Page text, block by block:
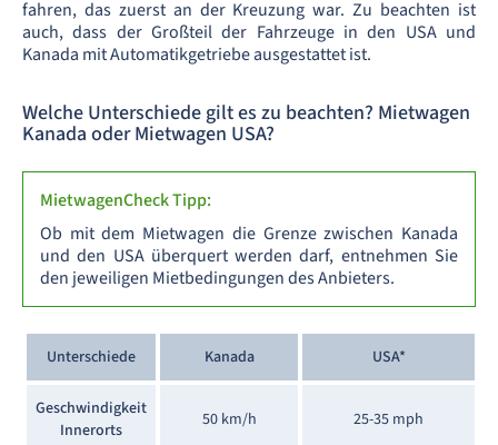
fahren, das zuerst an der Kreuzung war. Zu beachten ist
auch, dass der Großteil der Fahrzeuge in den USA und
Kanada mit Automatikgetriebe ausgestattet ist.
Welche Unterschiede gilt es zu beachten? Mietwagen
Kanada oder Mietwagen USA?
MietwagenCheck Tipp:
Ob mit dem Mietwagen die Grenze zwischen Kanada
und den USA überquert werden darf, entnehmen Sie
den jeweiligen Mietbedingungen des Anbieters.
Unterschiede Kanada USA*
Geschwindigkeit
Innerorts
50 km/h 25-35 mph